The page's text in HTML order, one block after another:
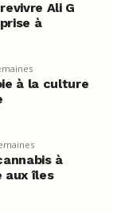
Ali G
à
à la culture
à
aux îles